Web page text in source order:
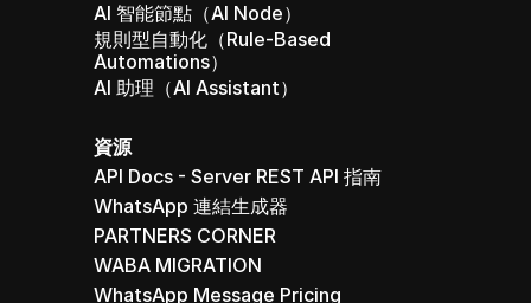
AI 智能節點（AI Node）
規則型自動化（Rule-Based
Automations）
AI 助理（AI Assistant）
資源
API Docs - Server REST API 指南
WhatsApp 連結生成器
PARTNERS CORNER
WABA MIGRATION
WhatsApp Message Pricing